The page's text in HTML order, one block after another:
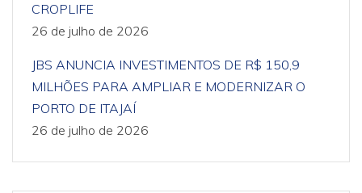
CROPLIFE
26 de julho de 2026
JBS ANUNCIA INVESTIMENTOS DE R$ 150,9
MILHÕES PARA AMPLIAR E MODERNIZAR O
PORTO DE ITAJAÍ
26 de julho de 2026